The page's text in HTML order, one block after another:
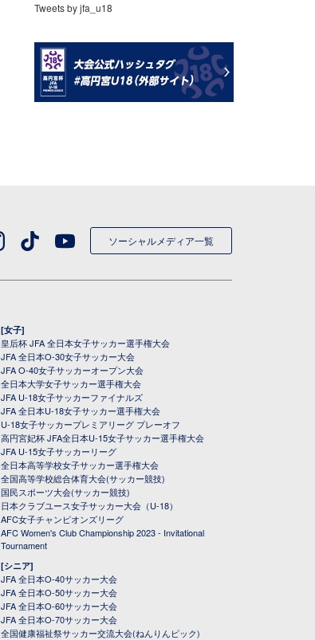
Tweets by jfa_u18
ソーシャルメディア一覧
[女子]
皇后杯 JFA 全日本女子サッカー選手権大会
JFA 全日本O-30女子サッカー大会
JFA O-40女子サッカーオープン大会
全日本大学女子サッカー選手権大会
JFA U-18女子サッカーファイナルズ
JFA 全日本U-18女子サッカー選手権大会
U-18女子サッカープレミアリーグ プレーオフ
高円宮妃杯 JFA全日本U-15女子サッカー選手権大会
JFA U-15女子サッカーリーグ
全日本高等学校女子サッカー選手権大会
全国高等学校総合体育大会(サッカー競技)
国民スポーツ大会(サッカー競技)
日本クラブユース女子サッカー大会（U-18）
AFC女子チャンピオンズリーグ
AFC Women's Club Championship 2023 - Invitational
Tournament
[シニア]
JFA 全日本O-40サッカー大会
JFA 全日本O-50サッカー大会
JFA 全日本O-60サッカー大会
JFA 全日本O-70サッカー大会
全国健康福祉祭サッカー交流大会(ねんりんピック)